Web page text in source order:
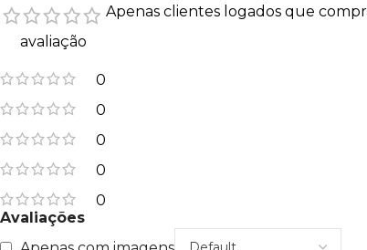
avaliação
0
0
0
0
0
Avaliações
Apenas clientes logados que